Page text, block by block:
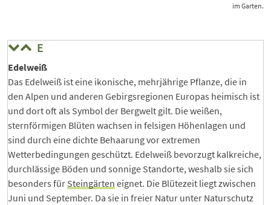
im Garten.
E
Edelweiß
Das Edelweiß ist eine ikonische, mehrjährige Pflanze, die in
den Alpen und anderen Gebirgsregionen Europas heimisch ist
und dort oft als Symbol der Bergwelt gilt. Die weißen,
sternförmigen Blüten wachsen in felsigen Höhenlagen und
sind durch eine dichte Behaarung vor extremen
Wetterbedingungen geschützt. Edelweiß bevorzugt kalkreiche,
durchlässige Böden und sonnige Standorte, weshalb sie sich
besonders für Steingärten eignet. Die Blütezeit liegt zwischen
Juni und September. Da sie in freier Natur unter Naturschutz